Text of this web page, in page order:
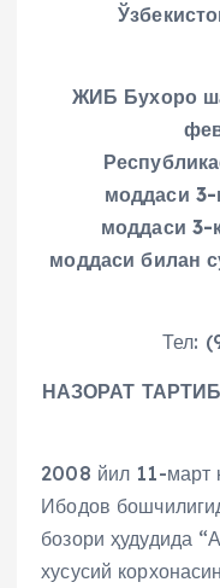
ЖИБ Бухоро
моддаси 3-
моддаси 3-
моддаси билан
Тел:
НАЗОРАТ
2008 йил 11-март
Ибодов
бозори ҳудудида
хусусий